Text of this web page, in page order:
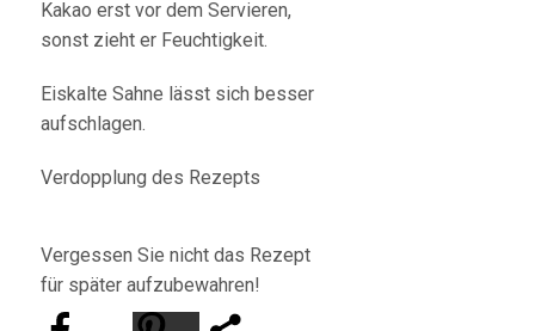
Kakao erst vor dem Servieren,
sonst zieht er Feuchtigkeit.
Eiskalte Sahne lässt sich besser
aufschlagen.
Verdopplung des Rezepts
Vergessen Sie nicht das Rezept
für später aufzubewahren!